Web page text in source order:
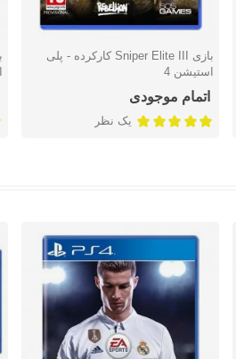
دوست داشتنبازی Sniper Elite III کارکرده - پلی
استیشن 4
اتمام موجودی
یک نظر